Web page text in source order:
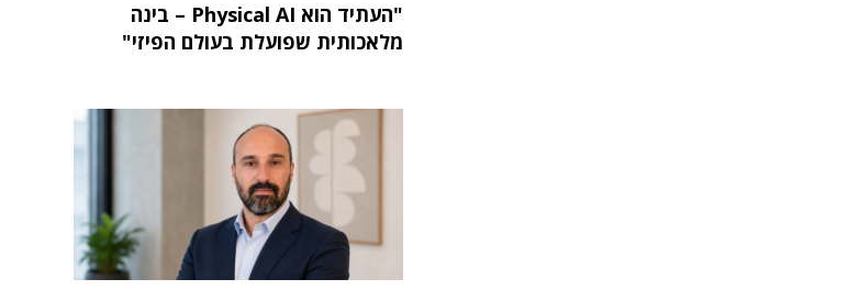
"העתיד הוא Physical AI – בינה
מלאכותית שפועלת בעולם הפיזי"